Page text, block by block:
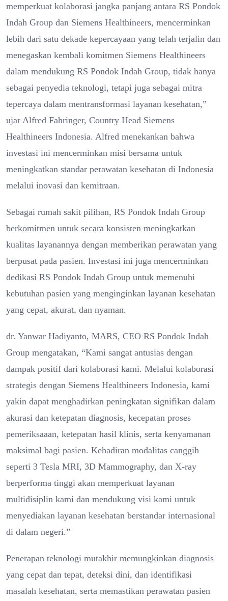
memperkuat kolaborasi jangka panjang antara RS Pondok
Indah Group dan Siemens Healthineers, mencerminkan
lebih dari satu dekade kepercayaan yang telah terjalin dan
menegaskan kembali komitmen Siemens Healthineers
dalam mendukung RS Pondok Indah Group, tidak hanya
sebagai penyedia teknologi, tetapi juga sebagai mitra
tepercaya dalam mentransformasi layanan kesehatan,”
ujar Alfred Fahringer, Country Head Siemens
Healthineers Indonesia. Alfred menekankan bahwa
investasi ini mencerminkan misi bersama untuk
meningkatkan standar perawatan kesehatan di Indonesia
melalui inovasi dan kemitraan.
Sebagai rumah sakit pilihan, RS Pondok Indah Group
berkomitmen untuk secara konsisten meningkatkan
kualitas layanannya dengan memberikan perawatan yang
berpusat pada pasien. Investasi ini juga mencerminkan
dedikasi RS Pondok Indah Group untuk memenuhi
kebutuhan pasien yang menginginkan layanan kesehatan
yang cepat, akurat, dan nyaman.
dr. Yanwar Hadiyanto, MARS, CEO RS Pondok Indah
Group mengatakan, “Kami sangat antusias dengan
dampak positif dari kolaborasi kami. Melalui kolaborasi
strategis dengan Siemens Healthineers Indonesia, kami
yakin dapat menghadirkan peningkatan signifikan dalam
akurasi dan ketepatan diagnosis, kecepatan proses
pemeriksaaan, ketepatan hasil klinis, serta kenyamanan
maksimal bagi pasien. Kehadiran modalitas canggih
seperti 3 Tesla MRI, 3D Mammography, dan X-ray
berperforma tinggi akan memperkuat layanan
multidisiplin kami dan mendukung visi kami untuk
menyediakan layanan kesehatan berstandar internasional
di dalam negeri.”
Penerapan teknologi mutakhir memungkinkan diagnosis
yang cepat dan tepat, deteksi dini, dan identifikasi
masalah kesehatan, serta memastikan perawatan pasien